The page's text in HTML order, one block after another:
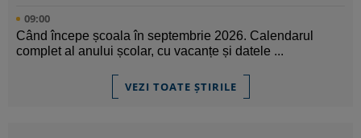
09:00
Când începe școala în septembrie 2026. Calendarul
complet al anului școlar, cu vacanțe și datele ...
VEZI TOATE ȘTIRILE